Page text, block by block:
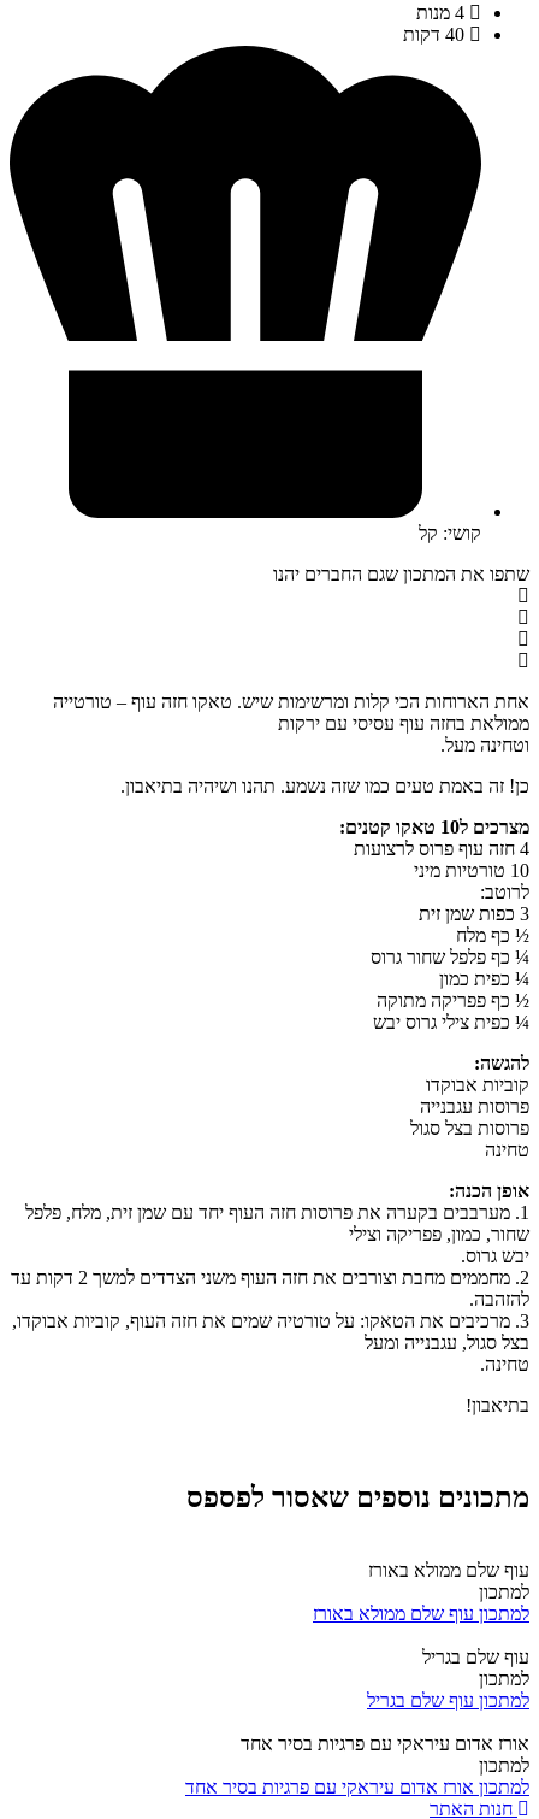
4 מנות
40 דקות
קושי: קל
שתפו את המתכון שגם החברים יהנו
אחת הארוחות הכי קלות ומרשימות שיש. טאקו חזה עוף – טורטייה
ממולאת בחזה עוף עסיסי עם ירקות
וטחינה מעל.
כן! זה באמת טעים כמו שזה נשמע. תהנו ושיהיה בתיאבון.
מצרכים ל10 טאקו קטנים:
4 חזה עוף פרוס לרצועות
10 טורטיות מיני
לרוטב:
3 כפות שמן זית
½ כף מלח
¼ כף פלפל שחור גרוס
¼ כפית כמון
½ כף פפריקה מתוקה
¼ כפית צילי גרוס יבש
להגשה:
קוביות אבוקדו
פרוסות עגבנייה
פרוסות בצל סגול
טחינה
אופן הכנה:
1. מערבבים בקערה את פרוסות חזה העוף יחד עם שמן זית, מלח, פלפל
שחור, כמון, פפריקה וצילי
יבש גרוס.
2. מחממים מחבת וצורבים את חזה העוף משני הצדדים למשך 2 דקות עד
להזהבה.
3. מרכיבים את הטאקו: על טורטיה שמים את חזה העוף, קוביות אבוקדו,
בצל סגול, עגבנייה ומעל
טחינה.
בתיאבון!
מתכונים נוספים שאסור לפספס
עוף שלם ממולא באורז
למתכון
למתכון עוף שלם ממולא באורז
עוף שלם בגריל
למתכון
למתכון עוף שלם בגריל
אורז אדום עיראקי עם פרגיות בסיר אחד
למתכון
למתכון אורז אדום עיראקי עם פרגיות בסיר אחד
חנות האתר